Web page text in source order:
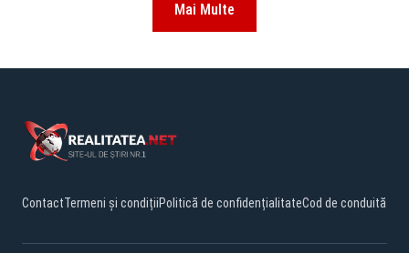
Mai Multe
ContactTermeni și condițiiPolitică de confidențialitateCod de conduită